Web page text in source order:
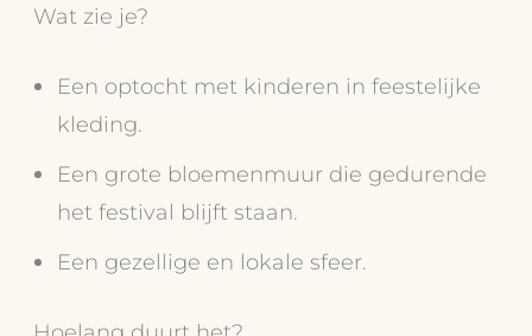
Wat zie je?
Een optocht met kinderen in feestelijke
kleding.
Een grote bloemenmuur die gedurende
het festival blijft staan.
Een gezellige en lokale sfeer.